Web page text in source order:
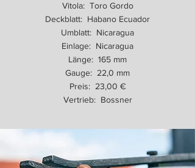
Vitola: Toro Gordo
Deckblatt: Habano Ecuador
Umblatt: Nicaragua
Einlage: Nicaragua
Länge: 165 mm
Gauge: 22,0 mm
Preis: 23,00 €
Vertrieb: Bossner